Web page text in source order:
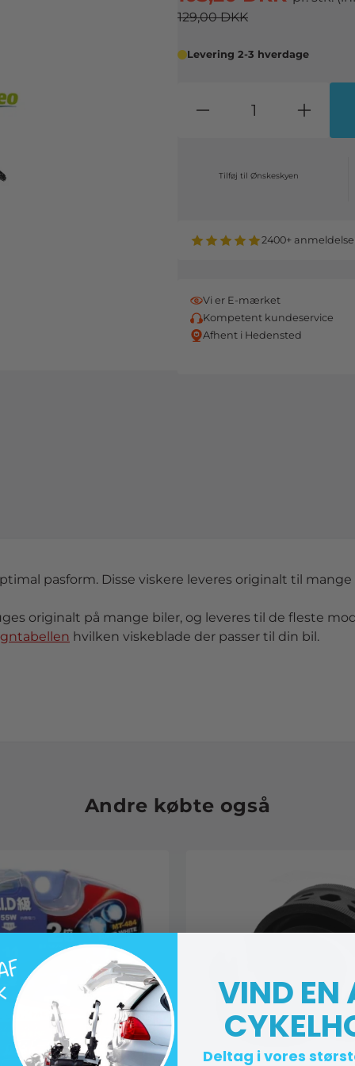
129,00 DKK
Levering 2-3 hverdage
Tilføj til Ønskeskyen
2400+
Vi er E-mærket
Kompetent kundeservice
Afhent i Hedensted
pasform. Disse viskere leveres originalt til
originalt på mange biler, og leveres til de fleste
hvilken viskeblade der passer til din bil.
Andre købte også
VIND EN
Deltag i vores